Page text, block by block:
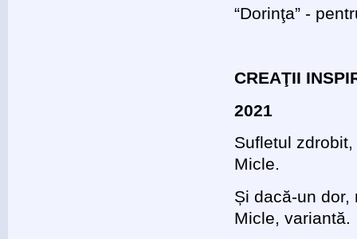
“Dorinţa” -
CREAŢII
2021
Sufletul
Micle.
Și dacă-un
Micle, variantă.